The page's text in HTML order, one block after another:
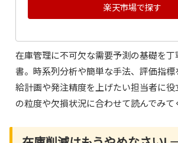
楽天市場で探す
在庫管理に不可欠な需要予測の基礎を
書。時系列分析や簡単な手法、評価指
給計画や発注精度を上げたい担当者に役
の粒度や欠損状況に合わせて読んでみて